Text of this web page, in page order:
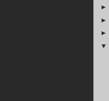
►
►
►
▼